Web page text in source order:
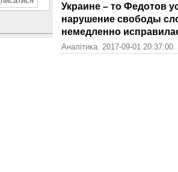
Украине – то Федотов
нарушение свободы
немедленно
Аналітика. 2017-09-01